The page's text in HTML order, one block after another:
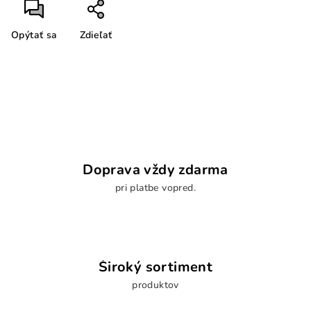
Opýtať sa Zdieľať
Doprava vždy zdarma
pri platbe vopred.
Široký sortiment
produktov